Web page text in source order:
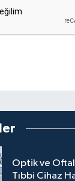
Optik ve
Tıbbi Cihaz